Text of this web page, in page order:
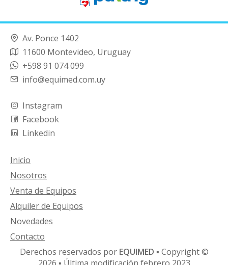
Av. Ponce 1402
11600 Montevideo, Uruguay
+598 91 074 099
info@equimed.com.uy
Instagram
Facebook
Linkedin
Inicio
Nosotros
Venta de Equipos
Alquiler de Equipos
Novedades
Contacto
Derechos reservados por EQUIMED ▪ Copyright ©